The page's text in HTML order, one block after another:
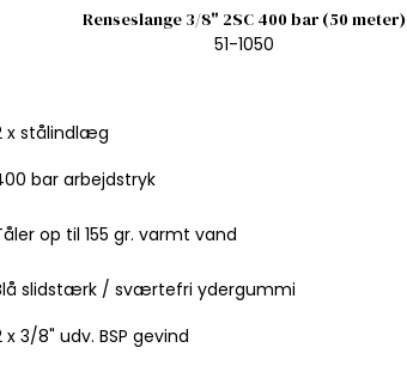
Renseslange 3/8" 2SC 400 bar (50 meter)
51-1050
x stålindlæg
bar arbejdstryk
op til 155 gr. varmt vand
slidstærk / sværtefri ydergummi
x 3/8" udv. BSP gevind